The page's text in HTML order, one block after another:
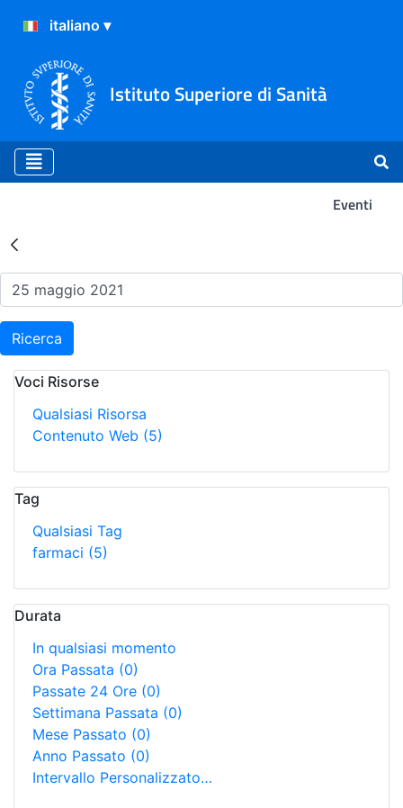
Istituto Superiore di Sanità
Eventi
Risultati della Ricerca -
Ricerca
Voci Risorse
Qualsiasi Risorsa
Contenuto Web (5)
Tag
Qualsiasi Tag
farmaci (5)
Durata
In qualsiasi momento
Ora Passata (0)
Passate 24 Ore (0)
Settimana Passata (0)
Mese Passato (0)
Anno Passato (0)
Intervallo Personalizzato…